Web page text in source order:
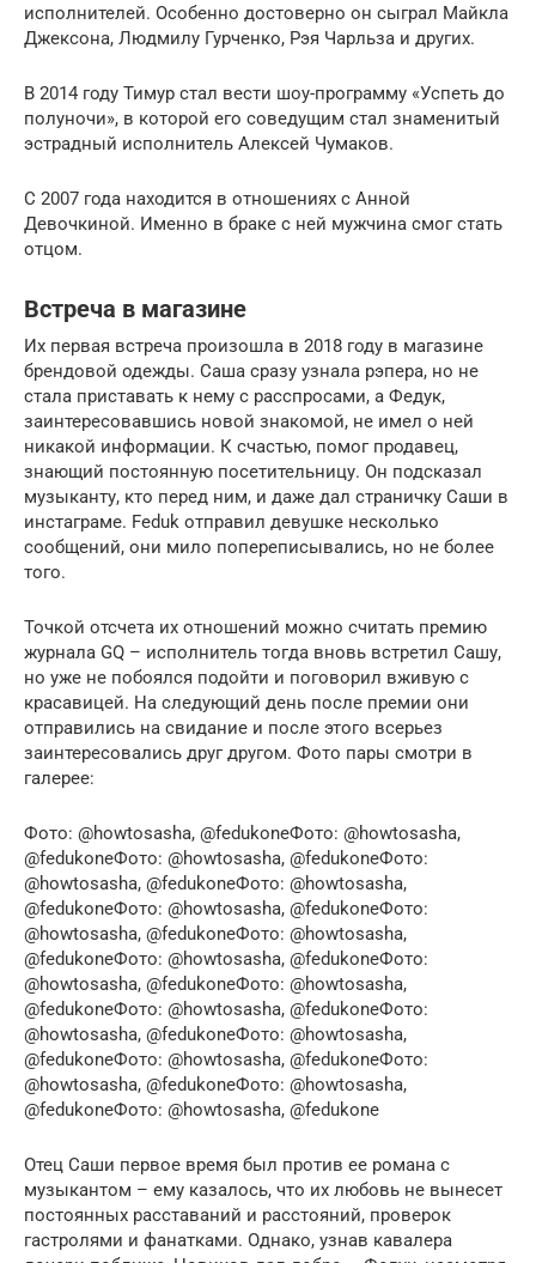
исполнителей. Особенно достоверно он сыграл Майкла
Джексона, Людмилу Гурченко, Рэя Чарльза и других.
В 2014 году Тимур стал вести шоу-программу «Успеть до
полуночи», в которой его соведущим стал знаменитый
эстрадный исполнитель Алексей Чумаков.
С 2007 года находится в отношениях с Анной
Девочкиной. Именно в браке с ней мужчина смог стать
отцом.
Встреча в магазине
Их первая встреча произошла в 2018 году в магазине
брендовой одежды. Саша сразу узнала рэпера, но не
стала приставать к нему с расспросами, а Федук,
заинтересовавшись новой знакомой, не имел о ней
никакой информации. К счастью, помог продавец,
знающий постоянную посетительницу. Он подсказал
музыканту, кто перед ним, и даже дал страничку Саши в
инстаграме. Feduk отправил девушке несколько
сообщений, они мило попереписывались, но не более
того.
Точкой отсчета их отношений можно считать премию
журнала GQ – исполнитель тогда вновь встретил Сашу,
но уже не побоялся подойти и поговорил вживую с
красавицей. На следующий день после премии они
отправились на свидание и после этого всерьез
заинтересовались друг другом. Фото пары смотри в
галерее:
Фото: @howtosasha, @fedukoneФото: @howtosasha,
@fedukoneФото: @howtosasha, @fedukoneФото:
@howtosasha, @fedukoneФото: @howtosasha,
@fedukoneФото: @howtosasha, @fedukoneФото:
@howtosasha, @fedukoneФото: @howtosasha,
@fedukoneФото: @howtosasha, @fedukoneФото:
@howtosasha, @fedukoneФото: @howtosasha,
@fedukoneФото: @howtosasha, @fedukoneФото:
@howtosasha, @fedukoneФото: @howtosasha,
@fedukoneФото: @howtosasha, @fedukoneФото:
@howtosasha, @fedukoneФото: @howtosasha,
@fedukoneФото: @howtosasha, @fedukone
Отец Саши первое время был против ее романа с
музыкантом – ему казалось, что их любовь не вынесет
постоянных расставаний и расстояний, проверок
гастролями и фанатками. Однако, узнав кавалера